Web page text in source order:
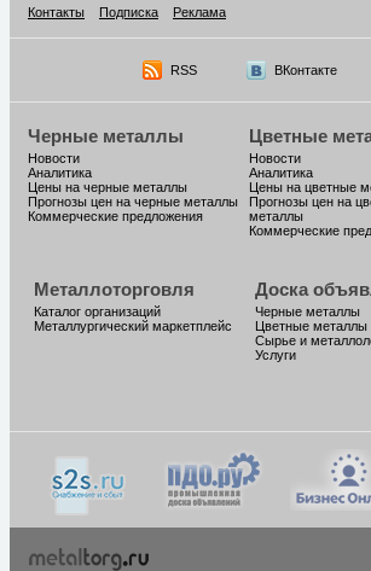
Контакты
Подписка Реклама
RSS ВКонтакте
Черные металлы
Новости
Аналитика
Цены на черные металлы
Прогнозы цен на черные металлы
Коммерческие предложения
Цветные
Новости
Аналитика
Цены на цветные
Прогнозы цен на
металлы
Коммерческие
Металлоторговля
Каталог организаций
Металлургический маркетплейс
Доска
Черные металлы
Цветные металлы
Сырье и
Услуги